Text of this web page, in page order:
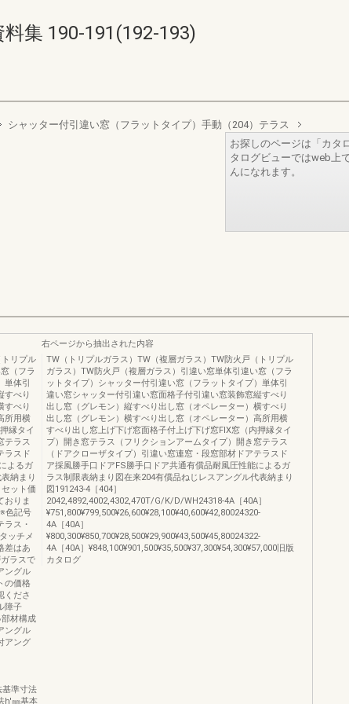
集 190-191(192-193)
シャッター付引違い窓（フラットタイプ）手動（204）テラス
お探しのページは「カタ
タログビューではweb上
んになれます。
リプル
（フラ
単体引
すべり
すべり
所用横
縁タイ
テラス
ラスド
よるガ
納まり
ット価
おりま
色記号
ラス・
ッチメ
差はあ
ラスで
ングル
の価格
くださ
障子
部材構成
ングル
アング
基準寸法
h'㎜基本
右ページから抽出された内容
TW（トリプルガラス）TW（複層ガラス）TW防火戸（トリプル
ガラス）TW防火戸（複層ガラス）引違い窓単体引違い窓（フラ
ットタイプ）シャッター付引違い窓（フラットタイプ）単体引
違い窓シャッター付引違い窓面格子付引違い窓装飾窓縦すべり
出し窓（グレモン）縦すべり出し窓（オペレーター）横すべり
出し窓（グレモン）横すべり出し窓（オペレーター）高所用横
すべり出し窓上げ下げ窓面格子付上げ下げ窓FIX窓（内押縁タイ
プ）開き窓テラス（フリクションアームタイプ）開き窓テラス
（ドアクローザタイプ）引違い窓連窓・段窓部材ドアテラスド
ア採風勝手口ドアFS勝手口ドア共通有償品耐風圧性能によるガ
ラス制限表納まり図在来204有償品ねじレスアングル代表納まり
図191243-4［404］
2042,4892,4002,4302,470T/G/K/D/WH24318-4A［40A］
¥751,800¥799,500¥26,600¥28,100¥40,600¥42,80024320-
4A［40A］
¥800,300¥850,700¥28,500¥29,900¥43,500¥45,80024322-
4A［40A］¥848,100¥901,500¥35,500¥37,300¥54,300¥57,000旧版
カタログ